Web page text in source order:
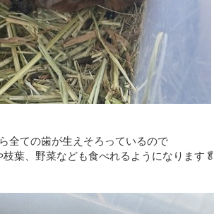
全ての歯が生えそろっているので
葉、野菜なども食べれるようになります🥬